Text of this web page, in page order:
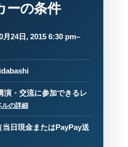
ーの条件
月24日, 2015 6:30 pm–
演・交流に参加できるレ
ルの詳細
当日現金またはPayPay送